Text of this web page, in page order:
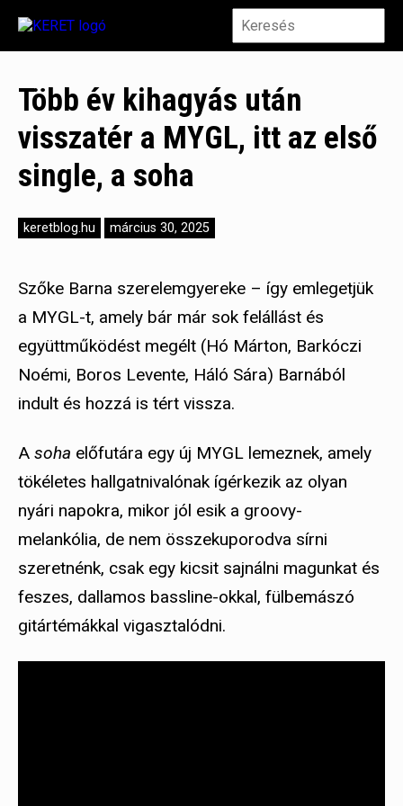
Több év kihagyás után
visszatér a MYGL, itt az első
single, a soha
keretblog.hu március 30, 2025
Szőke Barna szerelemgyereke – így emlegetjük
a MYGL-t, amely bár már sok felállást és
együttműködést megélt (Hó Márton, Barkóczi
Noémi, Boros Levente, Háló Sára) Barnából
indult és hozzá is tért vissza.
A soha előfutára egy új MYGL lemeznek, amely
tökéletes hallgatnivalónak ígérkezik az olyan
nyári napokra, mikor jól esik a groovy-
melankólia, de nem összekuporodva sírni
szeretnénk, csak egy kicsit sajnálni magunkat és
feszes, dallamos bassline-okkal, fülbemászó
gitártémákkal vigasztalódni.